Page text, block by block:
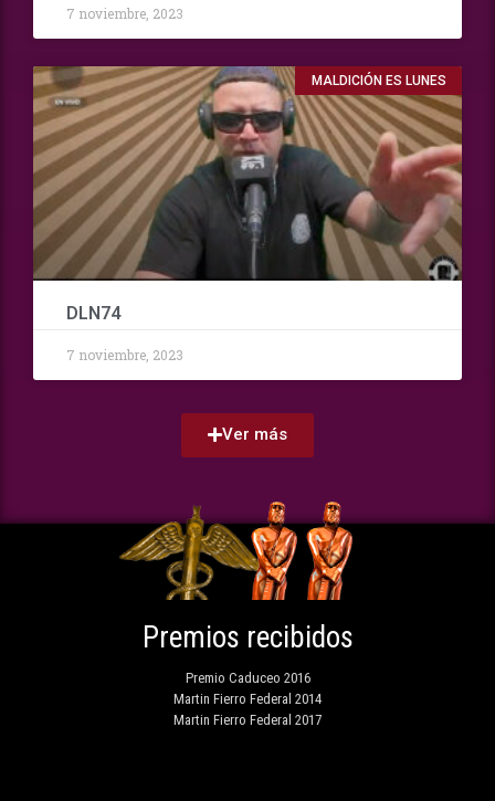
7 noviembre, 2023
MALDICIÓN ES LUNES
DLN74
7 noviembre, 2023
Ver más
Premios recibidos
Premio Caduceo 2016
Martin Fierro Federal 2014
Martin Fierro Federal 2017